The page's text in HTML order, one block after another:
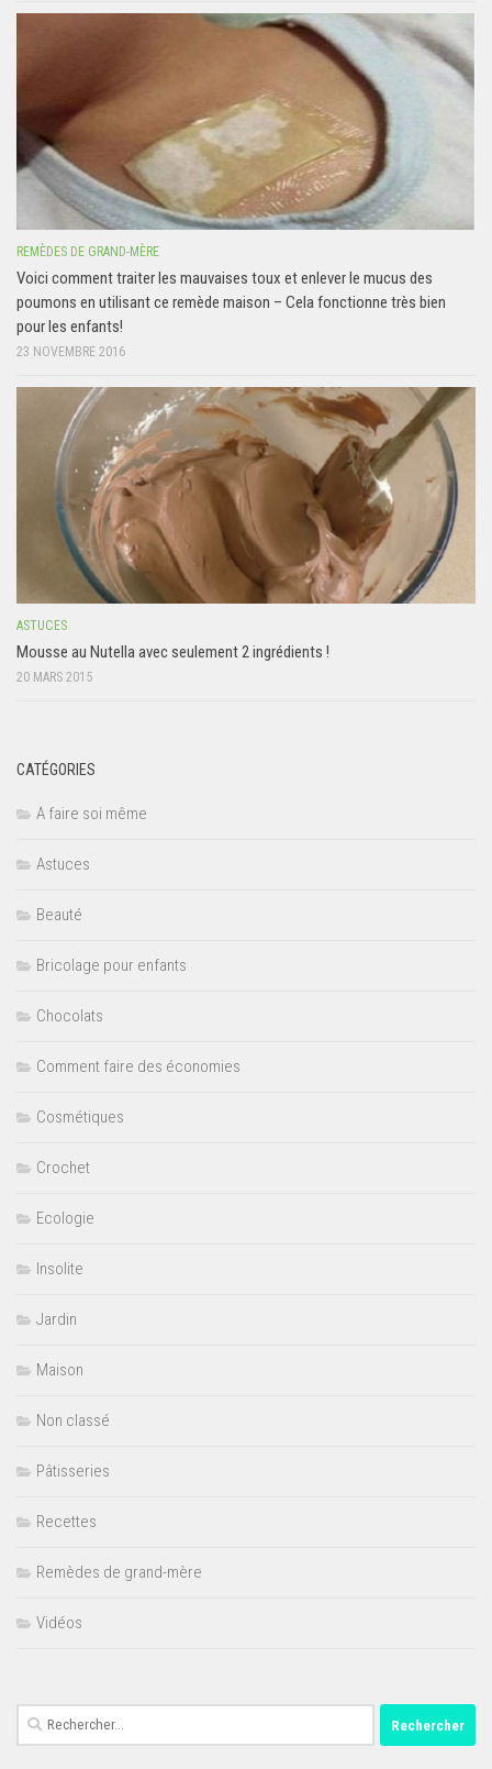
REMÈDES DE GRAND-MÈRE
Voici comment traiter les mauvaises toux et enlever le mucus des
poumons en utilisant ce remède maison – Cela fonctionne très bien
pour les enfants!
23 NOVEMBRE 2016
ASTUCES
Mousse au Nutella avec seulement 2 ingrédients !
20 MARS 2015
CATÉGORIES
A faire soi même
Astuces
Beauté
Bricolage pour enfants
Chocolats
Comment faire des économies
Cosmétiques
Crochet
Ecologie
Insolite
Jardin
Maison
Non classé
Pâtisseries
Recettes
Remèdes de grand-mère
Vidéos
Rechercher :